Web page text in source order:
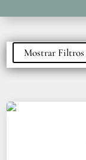
Mostrar Filtros